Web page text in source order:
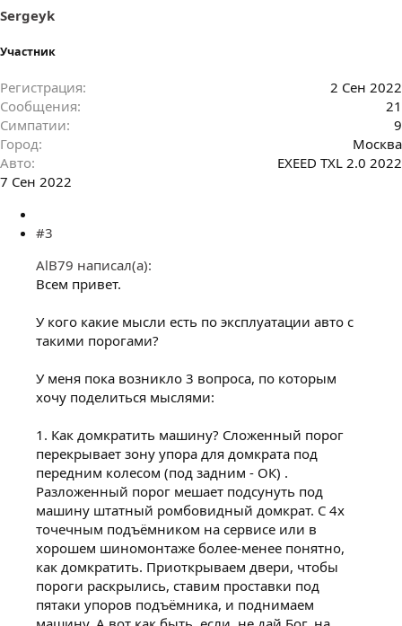
:
Sergeyk
Участник
Регистрация
2 Сен 2022
Сообщения
21
Симпатии
9
Город
Москва
Авто
EXEED TXL 2.0 2022
7 Сен 2022
#3
AlB79 написал(а):
Всем привет.
У кого какие мысли есть по эксплуатации авто с
такими порогами?
У меня пока возникло 3 вопроса, по которым
хочу поделиться мыслями:
1. Как домкратить машину? Сложенный порог
перекрывает зону упора для домкрата под
передним колесом (под задним - ОК) .
Разложенный порог мешает подсунуть под
машину штатный ромбовидный домкрат. С 4х
точечным подъёмником на сервисе или в
хорошем шиномонтаже более-менее понятно,
как домкратить. Приоткрываем двери, чтобы
пороги раскрылись, ставим проставки под
пятаки упоров подъёмника, и поднимаем